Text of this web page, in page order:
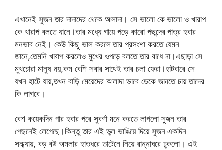
এখানেই সুজন তার দাদাদের থেকে আলাদা। সে ভালো কে ভালো ও খারাপ
কে খারাপ বলতে যানে।তার মধ্যে গায়ে পড়ে কারো পছন্দের পাত্র হবার
মনভাব নেই। কেউ কিছু ভাল করলে তার প্রসংশা করতে যেমন
জানে,তেমনি খারাপ করলেও মুখের ওপড়ে বলতে তার বাধে না।এছাড়া সে
মুখচোরা মানুষ নয়,কম বেশি সবার সাথেই তার চলা ফেরা।হাটবারে সে
যখন হাটে যায়,তখন বাড়ি মেয়েদের আলাদা ভাবে ডেকে জানতে চায় তাদের
কি লাগবে।
বেশ কয়েকদিন পার হবার পরে সুবর্ণা মনে করতে লাগলো সুজন তার
পেছনেই লেগেছে।কিন্তু তার এই ভুল ভাঙিয়ে দিয়ে সুজন একদিন
সন্ধ্যায়, বড় বউ অমলার হাতধরে তাটেনে নিয়ে রান্নাঘরে ঢুকলো। এই